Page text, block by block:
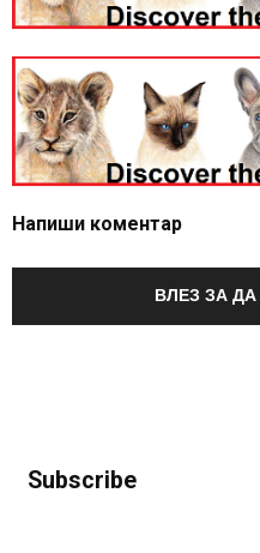
Напиши коментар
ВЛЕЗ ЗА
Subscribe